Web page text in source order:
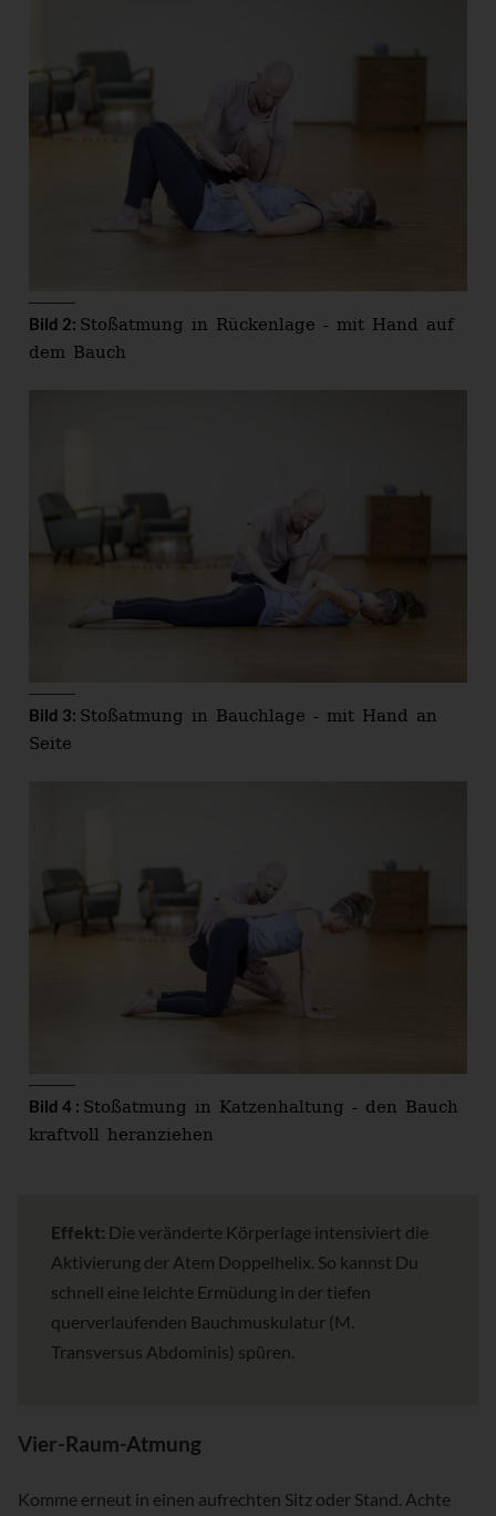
Bild 2: Stoßatmung in Rückenlage - mit Hand auf
dem Bauch
Bild 3: Stoßatmung in Bauchlage - mit Hand an
Seite
Bild 4 : Stoßatmung in Katzenhaltung - den Bauch
kraftvoll heranziehen
Effekt: Die veränderte Körperlage intensiviert die
Aktivierung der Atem Doppelhelix. So kannst Du
schnell eine leichte Ermüdung in der tiefen
querverlaufenden Bauchmuskulatur (M.
Transversus Abdominis) spüren.
Vier-Raum-Atmung
Komme erneut in einen aufrechten Sitz oder Stand. Achte